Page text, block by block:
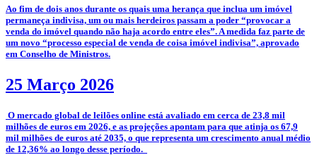
­Ao fim de dois anos durante os quais uma herança que inclua um imóvel
permaneça indivisa, um ou mais herdeiros passam a poder “provocar a
venda do imóvel quando não haja acordo entre eles”. A medida faz parte de
um novo “processo especial de venda de coisa imóvel indivisa”, aprovado
em Conselho de Ministros.
25 Março 2026
­­ O mercado global de leilões online está avaliado em cerca de 23,8 mil
milhões de euros em 2026, e as projeções apontam para que atinja os 67,9
mil milhões de euros até 2035, o que representa um crescimento anual médio
de 12,36% ao longo desse período.